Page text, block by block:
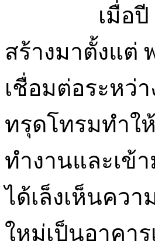
เมื่อปี พ.ศ.
สร้างมาตั้งแต่
เชื่อมต่อระหว่
ทรุดโทรมทำใ
ทำงานและเข้
ได้เล็งเห็นคว
ใหม่เป็นอาคา